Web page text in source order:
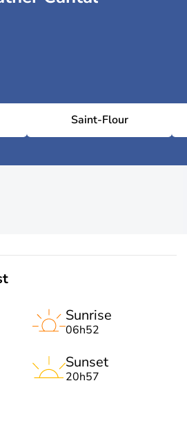
Saint-Flour
Sunrise
06h52
Sunset
20h57